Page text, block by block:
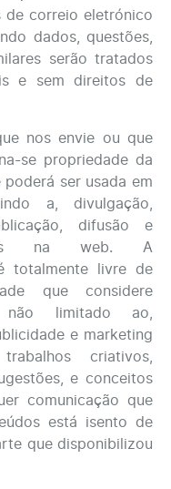
de correio eletrónico
dados, questões,
serão tratados
e sem direitos de
nos envie ou que
se propriedade da
ser usada em
a, divulgação,
difusão e
na web. A
totalmente livre de
que considere
não limitado ao,
e marketing
criativos,
e conceitos
comunicação que
está isento de
que disponibilizou